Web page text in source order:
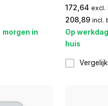
morgen in
172,64 excl.
208,89 incl.
Op
huis
Vergelijk